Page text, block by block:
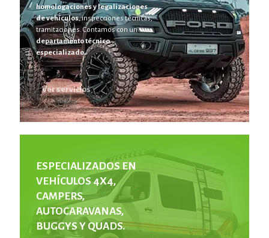
homologaciones y legalizaciones
de vehículos, inspecciones técnicas,
tramitaciones. Contamos con un
departamento técnico
especializado.
Ver servicios
ESPECIALIZADOS EN
VEHÍCULOS 4X4,
CAMPERS,
AUTOCARAVANAS,
BUGGYS Y QUADS.